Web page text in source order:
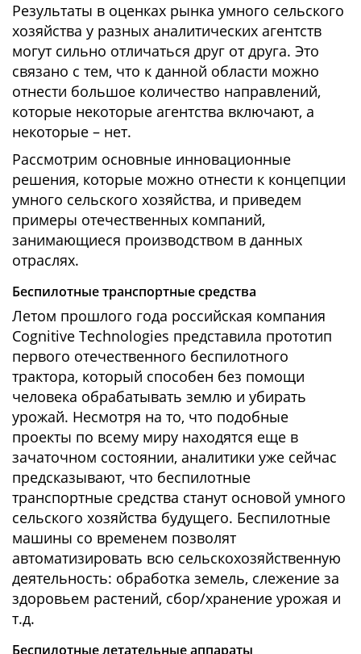
Результаты в оценках рынка умного сельского
хозяйства у разных аналитических агентств
могут сильно отличаться друг от друга. Это
связано с тем, что к данной области можно
отнести большое количество направлений,
которые некоторые агентства включают, а
некоторые – нет.
Рассмотрим основные инновационные
решения, которые можно отнести к концепции
умного сельского хозяйства, и приведем
примеры отечественных компаний,
занимающиеся производством в данных
отраслях.
Беспилотные транспортные средства
Летом прошлого года российская компания
Cognitive Technologies представила прототип
первого отечественного беспилотного
трактора, который способен без помощи
человека обрабатывать землю и убирать
урожай. Несмотря на то, что подобные
проекты по всему миру находятся еще в
зачаточном состоянии, аналитики уже сейчас
предсказывают, что беспилотные
транспортные средства станут основой умного
сельского хозяйства будущего. Беспилотные
машины со временем позволят
автоматизировать всю сельскохозяйственную
деятельность: обработка земель, слежение за
здоровьем растений, сбор/хранение урожая и
т.д.
Беспилотные летательные аппараты